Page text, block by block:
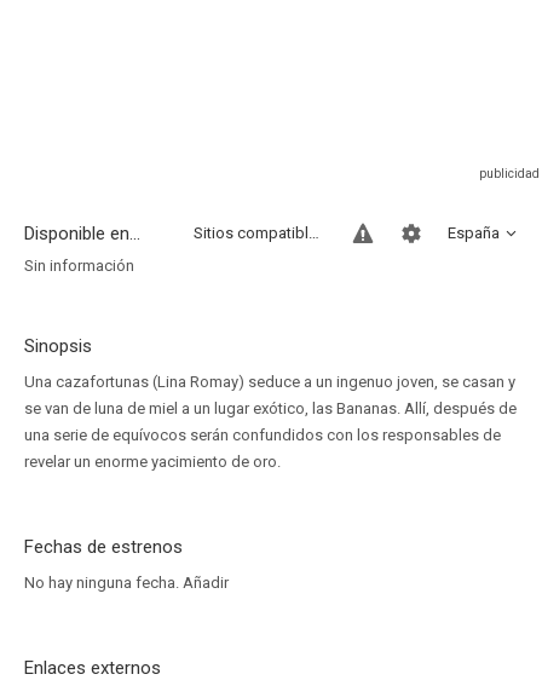
Disponible en... España
Sitios compatibles
Sin información
Sinopsis
Una cazafortunas (Lina Romay) seduce a un ingenuo joven, se casan y
se van de luna de miel a un lugar exótico, las Bananas. Allí, después de
una serie de equívocos serán confundidos con los responsables de
revelar un enorme yacimiento de oro.
Fechas de estrenos
No hay ninguna fecha. Añadir
Enlaces externos